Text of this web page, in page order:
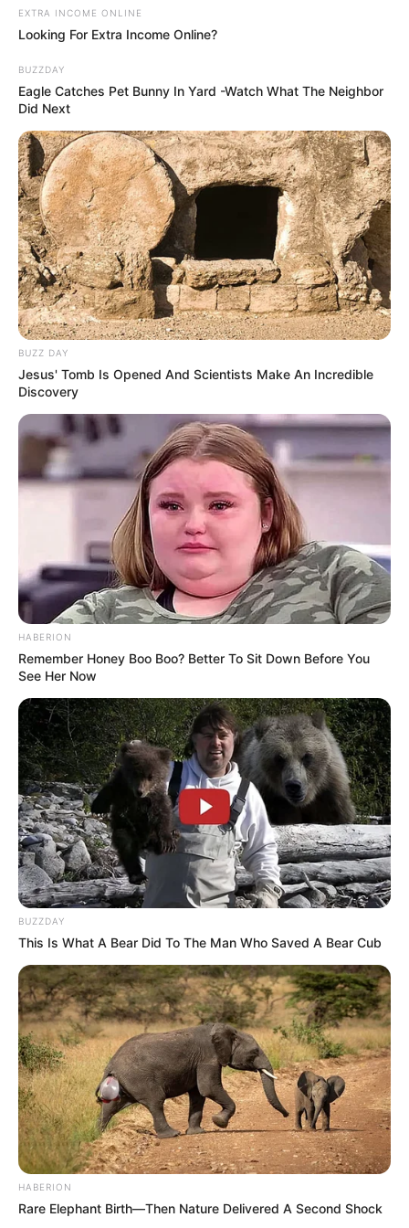
milyen stílust akar képviselni az új házelnök. A 124
éves szék elindult a múzeum felé, vele együtt pedig
egy régi korszak egyik leglátványosabb kelléke is
kikerül a napi politikai színpadról.
EXTRA INCOME ONLINE
Looking For Extra Income Online?
BUZZDAY
Eagle Catches Pet Bunny In Yard -Watch What The Neighbor
Did Next
BUZZ DAY
Jesus' Tomb Is Opened And Scientists Make An Incredible
Discovery
HABERION
Remember Honey Boo Boo? Better To Sit Down Before You
See Her Now
BUZZDAY
This Is What A Bear Did To The Man Who Saved A Bear Cub
HABERION
Rare Elephant Birth—Then Nature Delivered A Second Shock